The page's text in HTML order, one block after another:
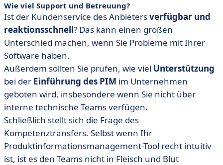
Wie viel Support und Betreuung?
Ist der Kundenservice des Anbietersverfügbar und
reaktionsschnell? Das kann einen großen
Unterschied machen, wenn Sie Probleme mit Ihrer
Software haben.
Außerdem sollten Sie prüfen, wie viel Unterstützung
bei der Einführung des PIM im Unternehmen
geboten wird, insbesondere wenn Sie nicht über
interne technische Teams verfügen.
Schließlich stellt sich die Frage des
Kompetenztransfers. Selbst wenn Ihr
Produktinformationsmanagement-Tool recht intuitiv
ist, ist es den Teams nicht in Fleisch und Blut